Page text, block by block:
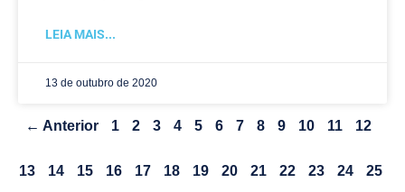
LEIA MAIS...
13 de outubro de 2020
← Anterior 1 2 3 4 5 6 7 8 9 10 11 12
13 14 15 16 17 18 19 20 21 22 23 24 25